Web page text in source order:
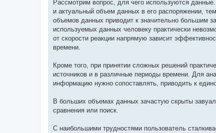
Рассмотрим вопрос, для чего используются
и актуальный объем данных в его распоряжении,
объемов данных приводит к значительно большим
используемых данных человеку практически
от скорости реакции напрямую зависит
времени.
Кроме того, при принятии сложных решений
источников и в различные периоды времени. Для
информацию нужно сопоставлять, приводить к
В больших объемах данных зачастую скрыты
сравнения или поиск.
С наибольшими трудностями пользователь